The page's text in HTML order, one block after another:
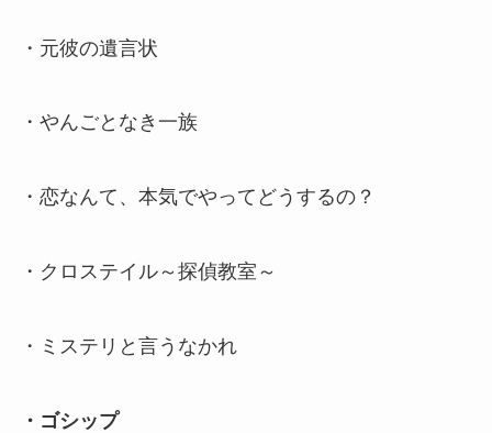
・元彼の遺言状
・やんごとなき一族
・恋なんて、本気でやってどうするの？
・クロステイル～探偵教室～
・ミステリと言うなかれ
・ゴシップ